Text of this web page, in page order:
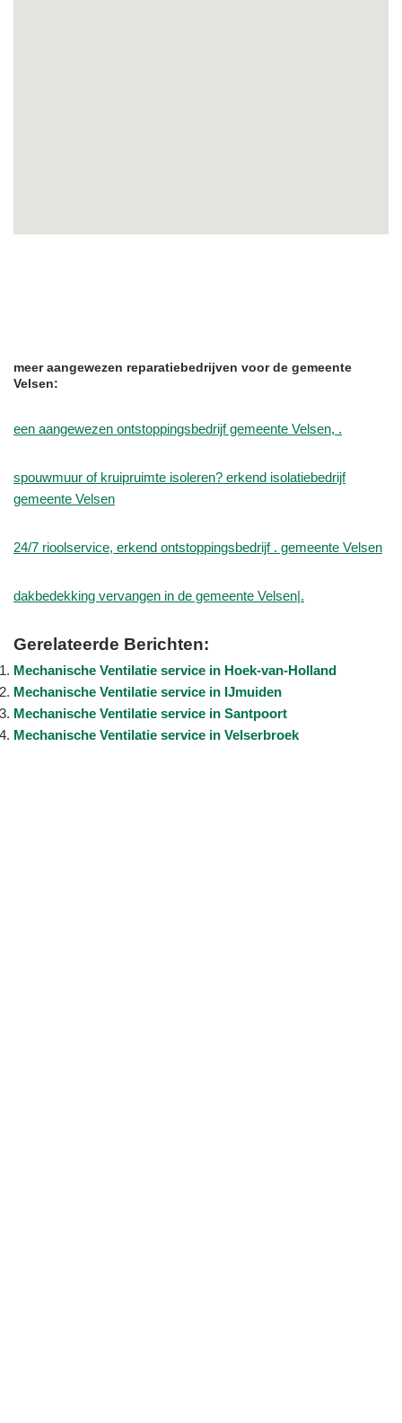
meer aangewezen reparatiebedrijven voor de gemeente
Velsen:
een aangewezen ontstoppingsbedrijf gemeente Velsen, .
spouwmuur of kruipruimte isoleren? erkend isolatiebedrijf
gemeente Velsen
24/7 rioolservice, erkend ontstoppingsbedrijf . gemeente Velsen
dakbedekking vervangen in de gemeente Velsen|.
Gerelateerde Berichten:
Mechanische Ventilatie service in Hoek-van-Holland
Mechanische Ventilatie service in IJmuiden
Mechanische Ventilatie service in Santpoort
Mechanische Ventilatie service in Velserbroek